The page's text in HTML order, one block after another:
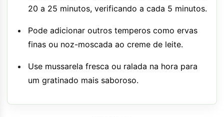
20 a 25 minutos, verificando a cada 5 minutos.
Pode adicionar outros temperos como ervas
finas ou noz-moscada ao creme de leite.
Use mussarela fresca ou ralada na hora para
um gratinado mais saboroso.